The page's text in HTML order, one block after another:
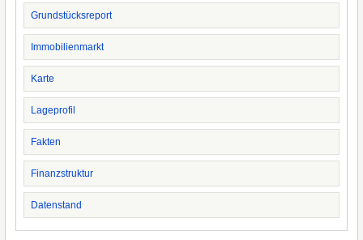
Grundstücksreport
Immobilienmarkt
Karte
Lageprofil
Fakten
Finanzstruktur
Datenstand